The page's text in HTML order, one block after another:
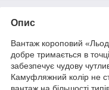
Опис
Вантаж короповий
добре тримається в
забезпечує чудову
Камуфляжний колір не
вантаж на більшості